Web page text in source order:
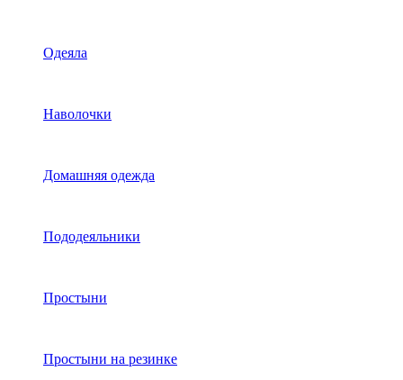
Одеяла
Наволочки
Домашняя одежда
Пододеяльники
Простыни
Простыни на резинке